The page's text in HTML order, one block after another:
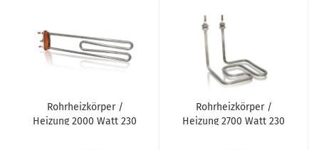
Rohrheizkörper /
Heizung 2000 Watt 230
Rohrheizkörper /
Heizung 2700 Watt 230